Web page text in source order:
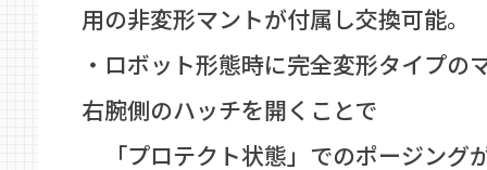
用の非変形マントが付属し交換可能。
・ロボット形態時に完全変形タイプの
右腕側のハッチを開くことで
「プロテクト状態」でのポージング